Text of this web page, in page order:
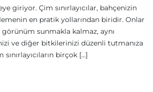
giriyor. Çim sınırlayıcılar, bahçenizin
en pratik yollarından biridir. Onlar
sunmakla kalmaz, aynı
ve diğer bitkilerinizi düzenli tutmanıza
sınırlayıcıların birçok […]